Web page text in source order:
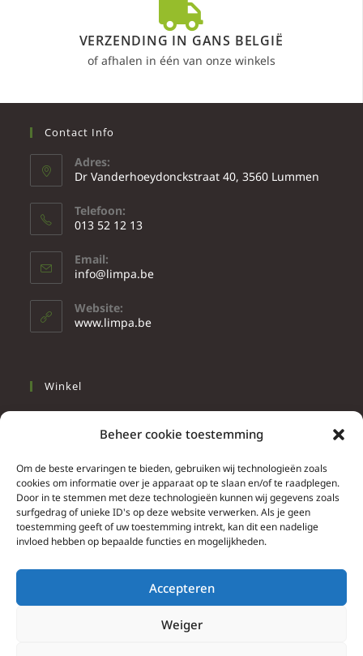
Beheer cookie toestemming
Om de beste ervaringen te bieden, gebruiken wij technologieën zoals
cookies om informatie over je apparaat op te slaan en/of te raadplegen.
Door in te stemmen met deze technologieën kunnen wij gegevens zoals
surfgedrag of unieke ID's op deze website verwerken. Als je geen
toestemming geeft of uw toestemming intrekt, kan dit een nadelige
invloed hebben op bepaalde functies en mogelijkheden.
Accepteren
Weiger
VERZENDING IN GANS BELGIË
of afhalen in één van onze winkels
Contact Info
Adres:
Dr Vanderhoeydonckstraat 40, 3560 Lummen
Telefoon:
013 52 12 13
Email:
info@limpa.be
Website:
www.limpa.be
Winkel
Wonen
Info
Contacteer ons